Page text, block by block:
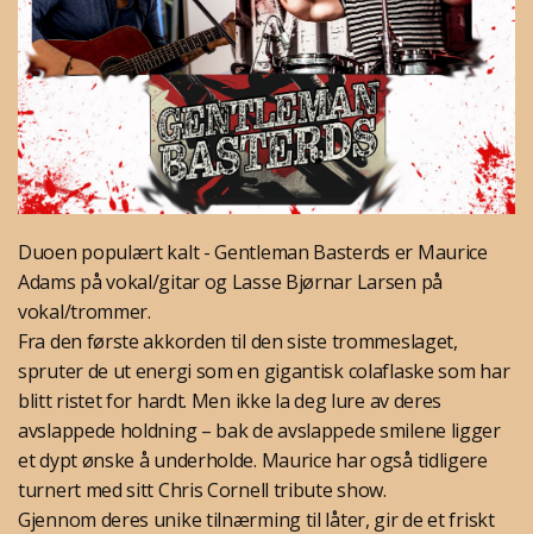
Duoen populært kalt - Gentleman Basterds er Maurice
Adams på vokal/gitar og Lasse Bjørnar Larsen på
vokal/trommer.
Fra den første akkorden til den siste trommeslaget,
spruter de ut energi som en gigantisk colaflaske som har
blitt ristet for hardt. Men ikke la deg lure av deres
avslappede holdning – bak de avslappede smilene ligger
et dypt ønske å underholde. Maurice har også tidligere
turnert med sitt Chris Cornell tribute show.
Gjennom deres unike tilnærming til låter, gir de et friskt